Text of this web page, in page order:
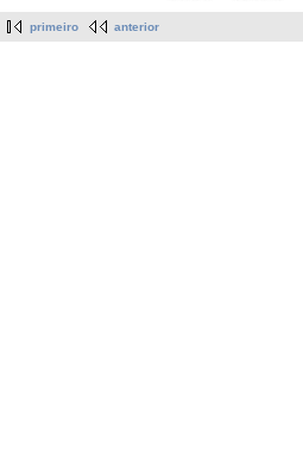
primeiro anterior